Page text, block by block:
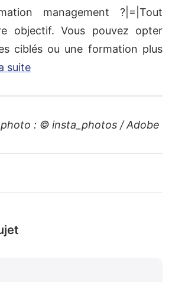
management ?|=|Tout
objectif. Vous pouvez opter
ciblés ou une formation plus
suite
: © insta_photos / Adobe